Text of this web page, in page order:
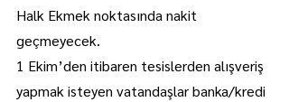
Halk Ekmek noktasında nakit
geçmeyecek.
1 Ekim’den itibaren tesislerden alışveriş
yapmak isteyen vatandaşlar banka/kredi